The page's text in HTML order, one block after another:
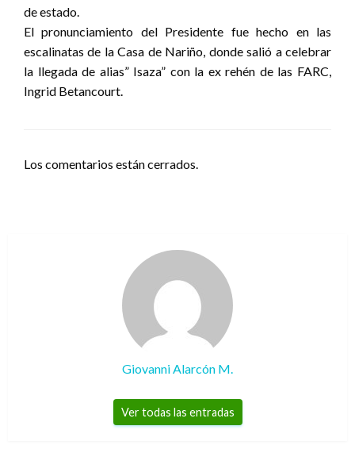
de estado.
El pronunciamiento del Presidente fue hecho en las
escalinatas de la Casa de Nariño, donde salió a celebrar
la llegada de alias” Isaza” con la ex rehén de las FARC,
Ingrid Betancourt.
Los comentarios están cerrados.
Giovanni Alarcón M.
Ver todas las entradas